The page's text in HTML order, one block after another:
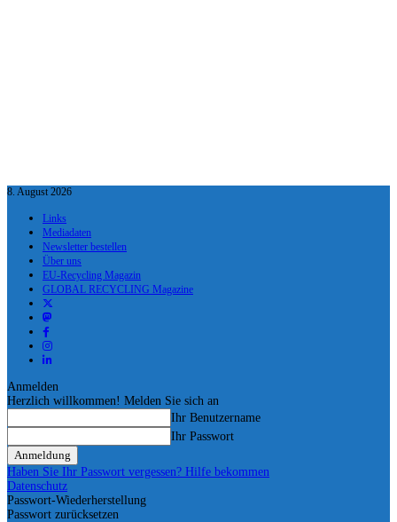
8. August 2026
Links
Mediadaten
Newsletter bestellen
Über uns
EU-Recycling Magazin
GLOBAL RECYCLING Magazine
Anmelden
Herzlich willkommen! Melden Sie sich an
Ihr Benutzername
Ihr Passwort
Haben Sie Ihr Passwort vergessen? Hilfe bekommen
Datenschutz
Passwort-Wiederherstellung
Passwort zurücksetzen